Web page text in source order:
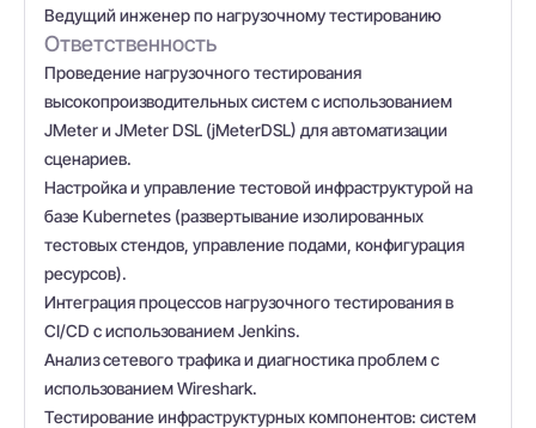
Ведущий инженер по нагрузочному тестированию
Ответственность
Проведение нагрузочного тестирования
высокопроизводительных систем с использованием
JMeter и JMeter DSL (jMeterDSL) для автоматизации
сценариев.
Настройка и управление тестовой инфраструктурой на
базе Kubernetes (развертывание изолированных
тестовых стендов, управление подами, конфигурация
ресурсов).
Интеграция процессов нагрузочного тестирования в
CI/CD с использованием Jenkins.
Анализ сетевого трафика и диагностика проблем с
использованием Wireshark.
Тестирование инфраструктурных компонентов: систем